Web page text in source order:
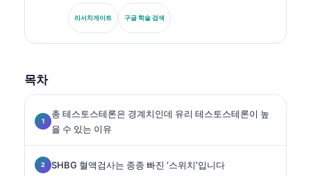
니다. 독일 임상화학회 전 회장으로서, 진단 패널 분석, 바
이오마커 표준화, AI 보조 실험실 의학을 전문으로 합니
다.
리서치게이트 구글 학술 검색
목차
총 테스토스테론은 경계치인데 유리 테스토스테론이 높
을 수 있는 이유
SHBG 혈액검사는 종종 빠진 ‘스위치’입니다